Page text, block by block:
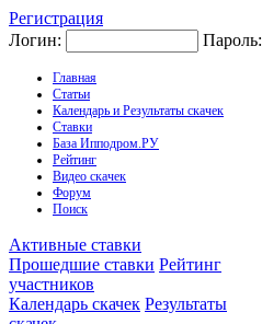
Регистрация
Логин:
Пароль:
Главная
Статьи
Календарь и Результаты скачек
Ставки
База Ипподром.РУ
Рейтинг
Видео скачек
Форум
Поиск
Активные ставки
Прошедшие ставки Рейтинг
участников
Календарь скачек Результаты